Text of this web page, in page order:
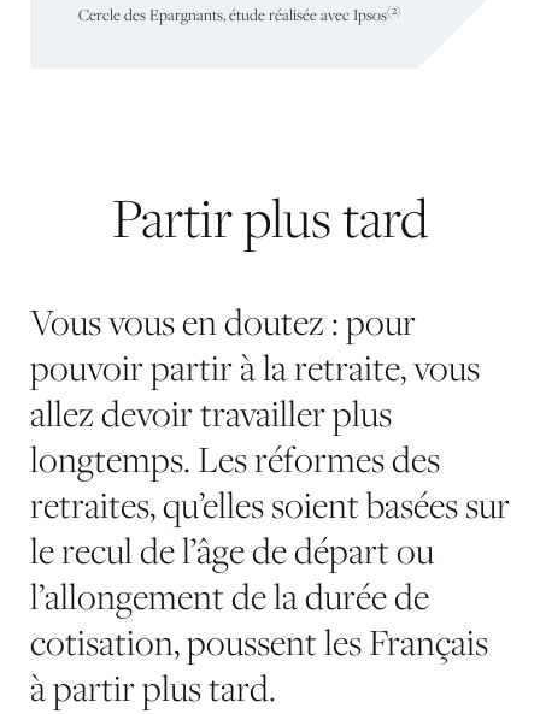
CercledesEpargnants,étuderéaliséeavecIpsos(2)
Partirplustard
Vous vous en doutez : pour
pouvoir partir à la retraite, vous
allez devoir travailler plus
longtemps. Les réformes des
retraites, qu’elles soient basées sur
le recul de l’âge de départ ou
l’allongement de la durée de
cotisation, poussent les Français
à partir plus tard.